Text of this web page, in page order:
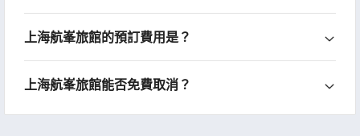
上海航峯旅館的預訂費用是？
上海航峯旅館能否免費取消？